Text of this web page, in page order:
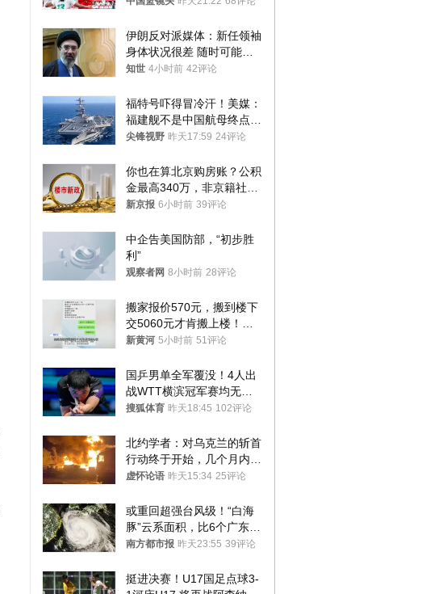
伊朗反对派媒体：新任领袖
身体状况很差 随时可能离
世
知世 4小时前 42评论
福特号吓得冒冷汗！美媒：
福建舰不是中国航母终点，
而是新起点！
尖锋视野 昨天17:59 24评论
你也在算北京购房账？公积
金最高340万，非京籍社保
1年
新京报 6小时前 39评论
中企告美国防部，“初步胜
利”
观察者网 8小时前 28评论
搬家报价570元，搬到楼下
交5060元才肯搬上楼！女
子傻眼了……
新黄河 5小时前 51评论
国乒男单全军覆没！4人出
战WTT横滨冠军赛均无缘
八强
搜狐体育 昨天18:45 102评论
北约学者：对乌克兰的斩首
行动终于开始，几个月内乌
将投降
虚怀论语 昨天15:34 25评论
或重回超强台风级！“白海
豚”云系面积，比6个广东还
大！深圳官方：注意这件事
南方都市报 昨天23:55 39评论
挺进决赛！U17国足点球3-